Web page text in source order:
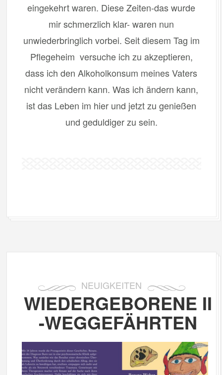
eingekehrt waren. Diese Zeiten-das wurde
mir schmerzlich klar- waren nun
unwiederbringlich vorbei. Seit diesem Tag im
Pflegeheim versuche ich zu akzeptieren,
dass ich den Alkoholkonsum meines Vaters
nicht verändern kann. Was ich ändern kann,
ist das Leben im hier und jetzt zu genießen
und geduldiger zu sein.
NEUIGKEITEN
WIEDERGEBORENE II
-WEGGEFÄHRTEN